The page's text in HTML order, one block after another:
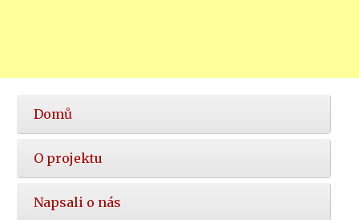
Hlavní
nabídka
Domů
O projektu
Napsali o nás